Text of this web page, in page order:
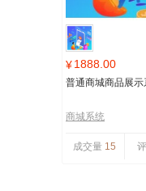
¥1888.00
普通商城商品展示
商城系统
成交量 15